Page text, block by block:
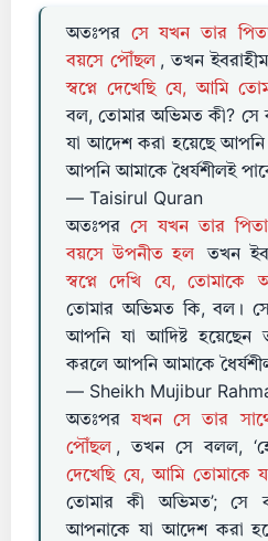
অতঃপর সে যখন তার
বয়সে পৌঁছল , তখন
স্বপ্নে দেখেছি যে, আমি
বল, তোমার অভিমত কী? সে
যা আদেশ করা হয়েছে আপনি
আপনি আমাকে ধৈর্যশীলই
— Taisirul Quran
অতঃপর সে যখন তার
বয়সে উপনীত হল
তখন
স্বপ্নে দেখি যে, তোমাকে
তোমার অভিমত কি, বল।
আপনি যা আদিষ্ট হয়েছেন
করলে আপনি আমাকে
— Sheikh Mujibur
অতঃপর যখন সে তার
পৌঁছল , তখন সে বলল,
দেখেছি যে, আমি তোমাকে
তোমার কী অভিমত’; সে
আপনাকে যা আদেশ করা